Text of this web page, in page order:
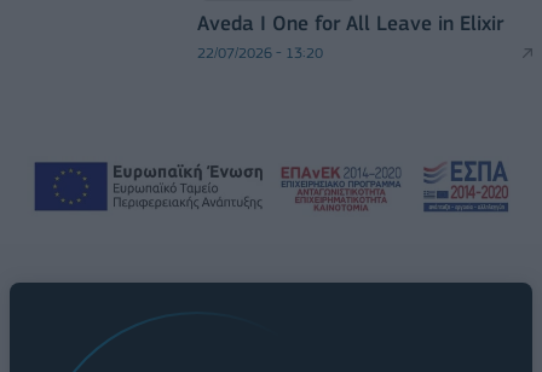
Aveda I One for All Leave in Elixir
22/07/2026 - 13:20